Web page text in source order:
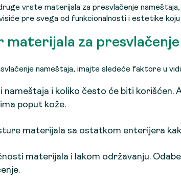
vrste materijala za presvlačenje
pre svega od funkcionalnosti i estetike
materijala za
nameštaja, imajte sledeće faktore u
nameštaja i koliko često će biti korišćen.
poput kože.
materijala sa ostatkom enterijera
materijala i lakom održavanju.